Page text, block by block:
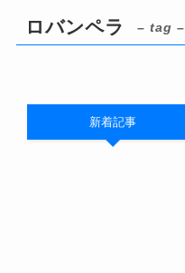
ロバンペラ – tag –
新着記事